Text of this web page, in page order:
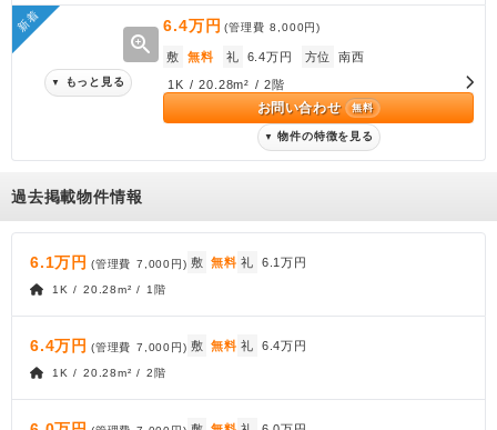
新着
zoom_in
▼ もっと見る
6.4万円 (管理費8,000円)
敷 無料 礼 6.4万円 方位 南西
1K / 20.28m² / 2階
お問い合わせ 無料
▼ 物件の特徴を見る
過去掲載物件情報
6.1万円 (管理費 7,000円) 敷 無料 礼 6.1万円
1K / 20.28m² / 1階
6.4万円 (管理費 7,000円) 敷 無料 礼 6.4万円
1K / 20.28m² / 2階